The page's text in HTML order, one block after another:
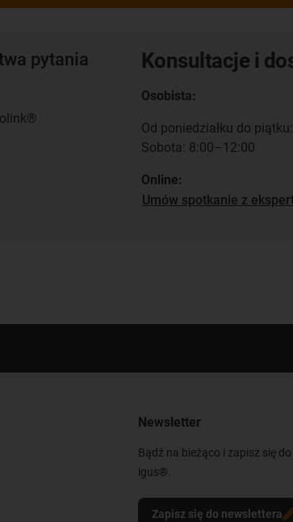
pytania Konsultacje i
Osobista:
Od poniedziałku do
Sobota: 8:00–12:00
Online:
Umów spotkanie z
Newsletter
Bądź na bieżąco i zapisz się
igus®.
Zapisz się do newslettera